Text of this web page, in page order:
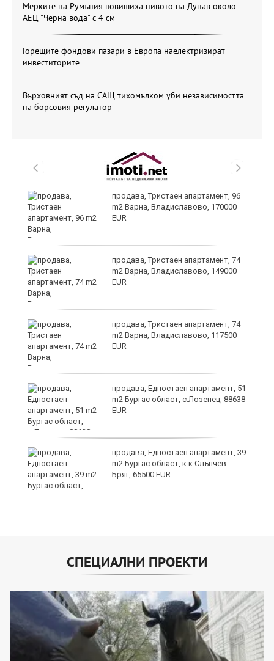
Мерките на Румъния повишиха нивото на Дунав около
АЕЦ "Черна вода" с 4 см
Горещите фондови пазари в Европа наелектризират
инвеститорите
Върховният съд на САЩ тихомълком уби независимостта
на борсовия регулатор
продава, Тристаен апартамент, 96
m2 Варна, Владиславово, 170000
EUR
продава, Тристаен апартамент, 74
m2 Варна, Владиславово, 149000
EUR
продава, Тристаен апартамент, 74
m2 Варна, Владиславово, 117500
EUR
продава, Едностаен апартамент, 51
m2 Бургас област, с.Лозенец, 88638
EUR
продава, Едностаен апартамент, 39
m2 Бургас област, к.к.Слънчев
Бряг, 65500 EUR
СПЕЦИАЛНИ ПРОЕКТИ